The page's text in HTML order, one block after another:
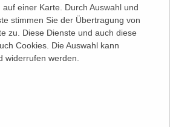
finden
einer Karte. Durch Auswahl und
stimmen Sie der Übertragung von
zu. Diese Dienste und auch diese
Cookies. Die Auswahl kann
widerrufen werden.